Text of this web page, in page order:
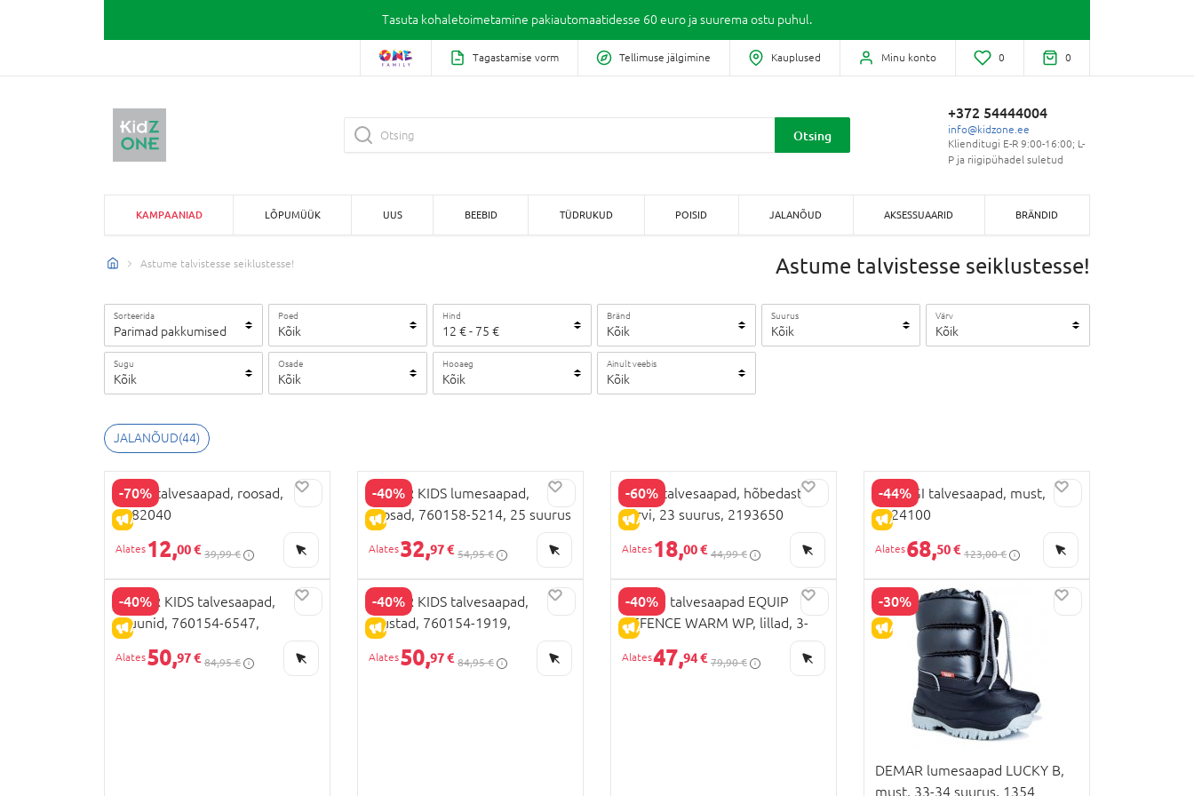
Tasuta kohaletoimetamine pakiautomaatidesse 60 euro ja suurema ostu puhul.
Tagastamise vorm Tellimuse jälgimine Kauplused Minu konto 0 0
Otsing
+372 54444004
info@kidzone.ee
Klienditugi E-R 9:00-16:00; L-
P ja riigipühadel suletud
KAMPAANIAD LÕPUMÜÜK UUS BEEBID TÜDRUKUD POISID JALANÕUD AKSESSUAARID BRÄNDID
Astume talvistesse seiklustesse! Astume talvistesse seiklustesse!
Sorteerida
Parimad pakkumised
Poed
Kõik
Hind
12 €- 75 €
Bränd
Kõik
Suurus
Kõik
Värv
Kõik
Sugu
Kõik
Osade
Kõik
Hooaeg
Kõik
Ainult veebis
Kõik
JALANÕUD(44)
-70%
ALLAHINDLUS
BEPPI talvesaapad, roosad,
2182040
12,00 € 39,99 €
-40%
ALLAHINDLUS
COLOR KIDS lumesaapad,
roosad, 760158-5214, 25 suurus
32,97 € 54,95 €
-60%
ALLAHINDLUS
BEPPI talvesaapad, hõbedast
värvi, 23 suurus, 2193650
18,00 € 44,99 €
-44%
ALLAHINDLUS
PRIMIGI talvesaapad, must,
4924100
68,50 € 123,00 €
-40%
ALLAHINDLUS
COLOR KIDS talvesaapad,
pruunid, 760154-6547,
50,97 € 84,95 €
-40%
ALLAHINDLUS
COLOR KIDS talvesaapad,
mustad, 760154-1919,
50,97 € 84,95 €
-40%
ALLAHINDLUS
VIKING talvesaapad EQUIP
DEFENCE WARM WP, lillad, 3-
94400-4853, 26 suurus
47,94 € 79,90 €
-30%
ALLAHINDLUS
DEMAR lumesaapad LUCKY B,
must, 33-34 suurus, 1354